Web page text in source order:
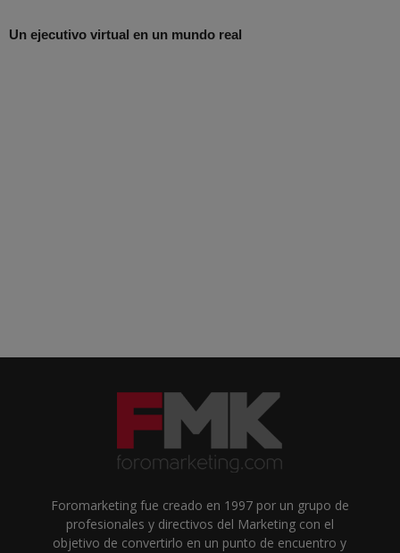
Un ejecutivo virtual en un mundo real
Foromarketing fue creado en 1997 por un grupo de
profesionales y directivos del Marketing con el
objetivo de convertirlo en un punto de encuentro y